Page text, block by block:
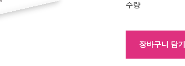
수량
장바구니 담기